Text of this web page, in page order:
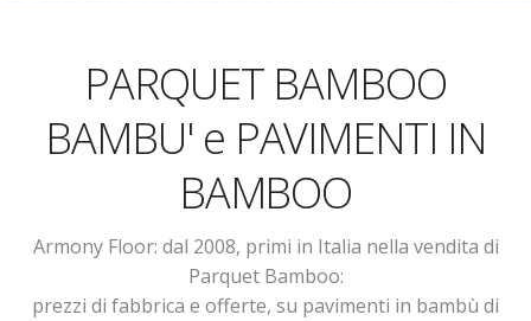
PARQUET BAMBOO
BAMBU' e PAVIMENTI IN
BAMBOO
Armony Floor: dal 2008, primi in Italia nella vendita di
Parquet Bamboo:
prezzi di fabbrica e offerte, su pavimenti in bambù di